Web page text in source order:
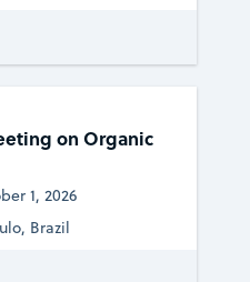
on Organic
1, 2026
Brazil